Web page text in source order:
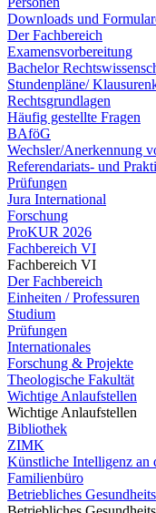
Downloads und
Der Fachbereich
Examensvorbereitung
Bachelor
Stundenpläne/
Rechtsgrundlagen
Häufig gestellte Fragen
BAföG
Wechsler/Anerkennung
Referendariats- und
Prüfungen
Jura International
Forschung
ProKUR 2026
Fachbereich VI
Fachbereich VI
Der Fachbereich
Einheiten / Professuren
Studium
Prüfungen
Internationales
Forschung & Projekte
Theologische Fakultät
Wichtige Anlaufstellen
Wichtige Anlaufstellen
Bibliothek
ZIMK
Künstliche Intelligenz an
Familienbüro
Betriebliches